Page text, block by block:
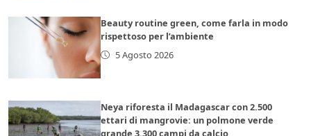
Beauty routine green, come farla in modo
rispettoso per l’ambiente
5 Agosto 2026
Neya riforesta il Madagascar con 2.500
ettari di mangrovie: un polmone verde
grande 3.300 campi da calcio